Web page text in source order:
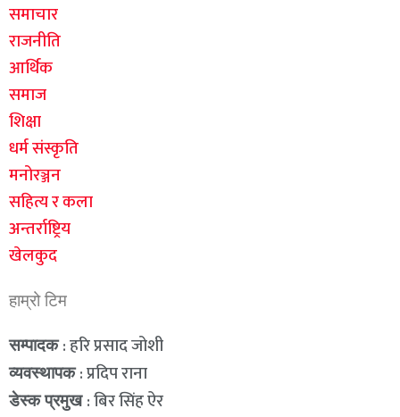
समाचार
राजनीति
आर्थिक
समाज
शिक्षा
धर्म संस्कृति
मनोरञ्जन
सहित्य र कला
अन्तर्राष्ट्रिय
खेलकुद
हाम्रो टिम
सम्पादक: हरि प्रसाद जोशी
व्यवस्थापक: प्रदिप राना
डेस्क प्रमुख : बिर सिंह ऐर